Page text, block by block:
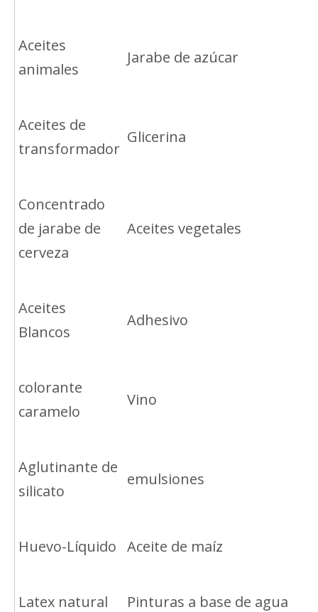
Aceites
animales
Jarabe de azúcar
Aceites de
transformador
Glicerina
Concentrado
de jarabe de
cerveza
Aceites vegetales
Aceites
Blancos
Adhesivo
colorante
caramelo
Vino
Aglutinante de
silicato
emulsiones
Huevo-Líquido Aceite de maíz
Latex natural Pinturas a base de agua